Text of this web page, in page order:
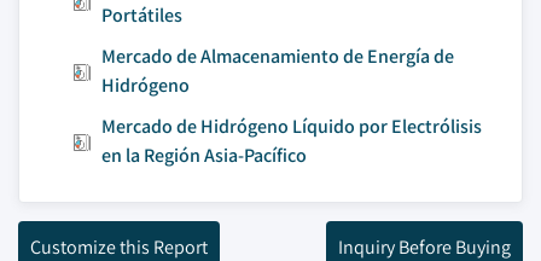
Portátiles
Mercado de Almacenamiento de Energía de
Hidrógeno
Mercado de Hidrógeno Líquido por Electrólisis
en la Región Asia-Pacífico
Customize this Report Inquiry Before Buying